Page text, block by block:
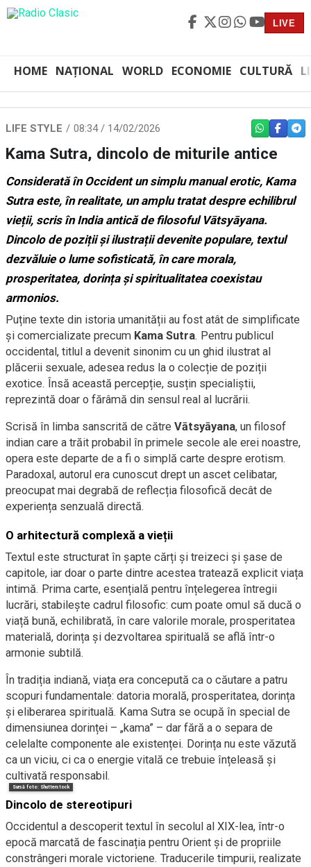
LIVE
HOME NAȚIONAL WORLD ECONOMIE CULTURĂ
LIFE STYLE 08:34 / 14/02/2026 WHATSAPP
Kama Sutra, dincolo de miturile antice
Considerată în Occident un simplu manual erotic, Kama
Sutra este, în realitate, un amplu tratat despre echilibrul
vieții, scris în India antică de filosoful Vātsyāyana.
Dincolo de poziții și ilustrații devenite populare, textul
dezvăluie o lume sofisticată, în care morala,
prosperitatea, dorința și spiritualitatea coexistau
armonios.
Puține texte din istoria umanității au fost atât de simplificate
și comercializate precum Kama Sutra. Pentru publicul
occidental, titlul a devenit sinonim cu un ghid ilustrat al
plăcerii sexuale, adesea redus la o colecție de poziții
exotice. Însă această percepție, susțin specialiștii,
reprezintă doar o fărâmă din sensul real al lucrării.
Scrisă în limba sanscrită de către Vātsyāyana, un filosof
indian care a trăit probabil în primele secole ale erei noastre,
opera este departe de a fi o simplă carte despre erotism.
Paradoxal, autorul era cunoscut drept un ascet celibatar,
preocupat mai degrabă de reflecția filosofică decât de
experiența senzuală directă.
O arhitectură complexă a vieții
Textul este structurat în șapte cărți și treizeci și șase de
capitole, iar doar o parte dintre acestea tratează explicit viața
intimă. Prima carte, esențială pentru înțelegerea întregii
lucrări, stabilește cadrul filosofic: cum poate omul să ducă o
viață bună, echilibrată, în care valorile morale, prosperitatea
materială, dorința și dezvoltarea spirituală se află într-o
armonie subtilă.
În tradiția indiană, viața era concepută ca o căutare a patru
scopuri fundamentale: datoria morală, prosperitatea, dorința
și eliberarea spirituală. Kama Sutra se ocupă în special de
dimensiunea dorinței – „kama” – dar fără a o separa de
celelalte componente ale existenței. Dorința nu este văzută
ca un viciu, ci ca o energie vitală ce trebuie înțeleasă și
cultivată responsabil.
Sursă foto: Shutterstock
Dincolo de stereotipuri
Occidentul a descoperit textul în secolul al XIX-lea, într-o
epocă marcată de fascinația pentru Orient și de propriile
constrângeri morale victoriene. Traducerile timpurii, realizate